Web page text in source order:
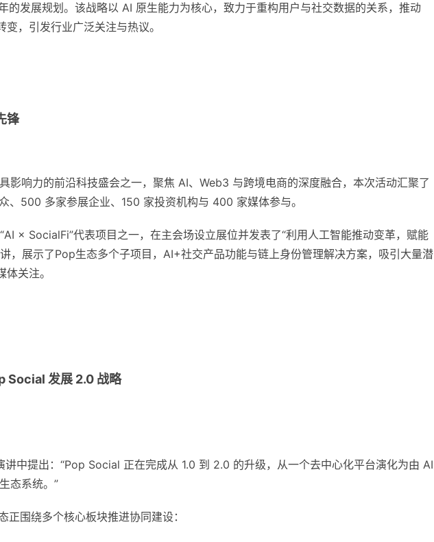
的发展规划。该战略以 AI 原生能力为核心，致力于重构用户与社交数据的关系，推动
，引发行业广泛关注与热议。
锋
影响力的前沿科技盛会之一，聚焦 AI、Web3 与跨境电商的深度融合，本次活动汇聚了
、500 多家参展企业、150 家投资机构与 400 家媒体参与。
× SocialFi”代表项目之一，在主会场设立展位并发表了“利用人工智能推动变革，赋能
，展示了Pop生态多个子项目，AI+社交产品功能与链上身份管理解决方案，吸引大量潜
关注。
Social 发展 2.0 战略
中提出：“Pop Social 正在完成从 1.0 到 2.0 的升级，从一个去中心化平台演化为由 AI
态系统。”
正围绕多个核心板块推进协同建设：